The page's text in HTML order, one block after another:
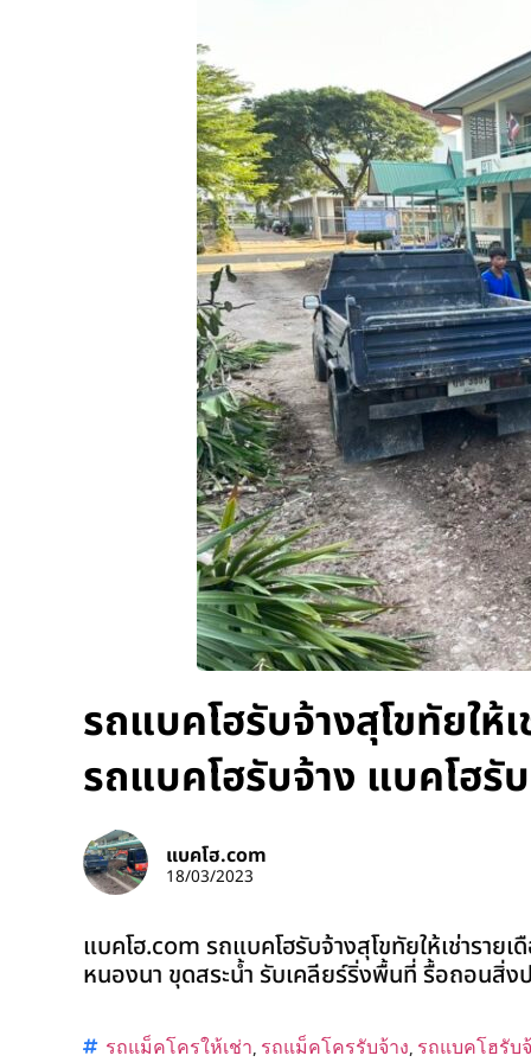
รถแบคโฮรับจ้างสุโขทัยให้
รถแบคโฮรับจ้าง แบคโฮรั
แบคโฮ.com
18/03/2023
แบคโฮ.com รถแบคโฮรับจ้างสุโขทัยให้เช่าราย
หนองนา ขุดสระน้ำ รับเคลียร์ริ่งพื้นที่ รื้อถอนสิ่ง
รถแม็คโครให้เช่า, รถแม็คโครรับจ้าง, รถแบคโฮรับ